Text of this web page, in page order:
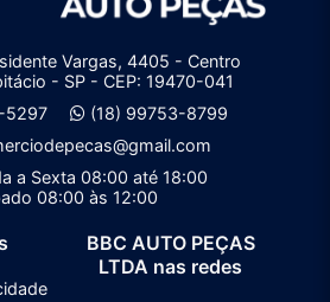
Vargas, 4405 - Centro
- SP - CEP: 19470-041
5297
(18) 99753-8799
a Sexta 08:00 até 18:00
08:00 às 12:00
BBC AUTO PEÇAS
LTDA nas redes